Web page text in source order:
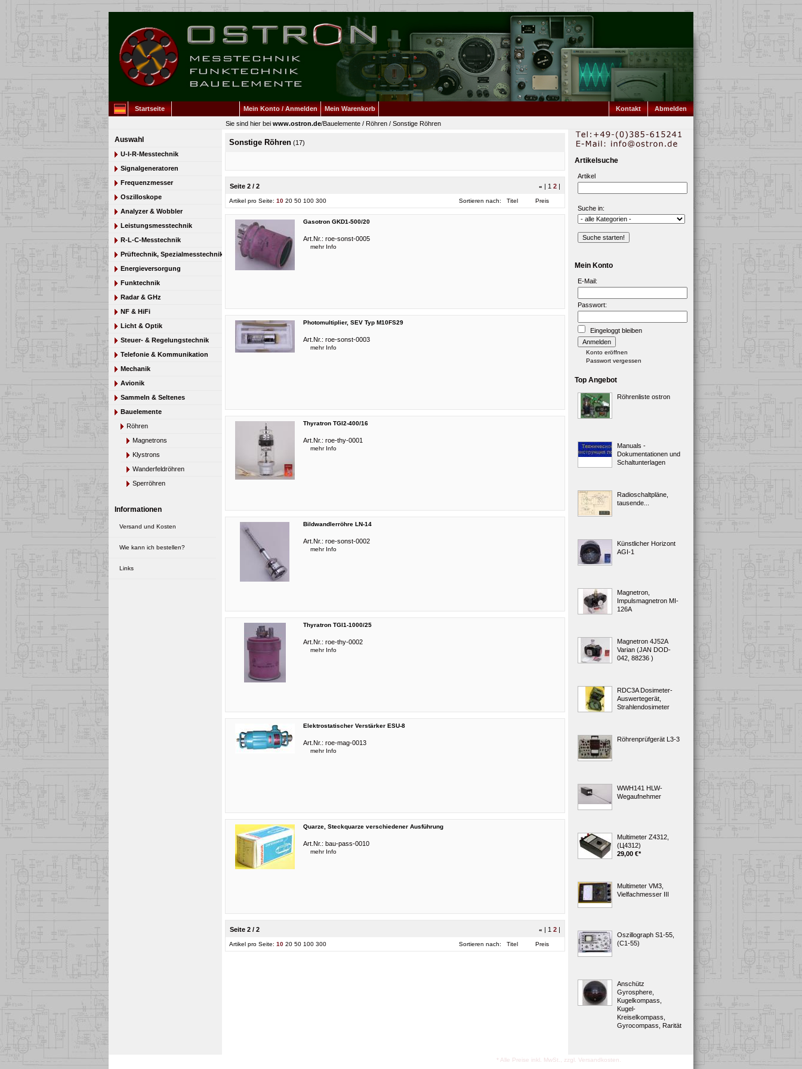
Startseite Mein Konto / Anmelden Mein Warenkorb Kontakt Abmelden
Sie sind hier bei www.ostron.de/Bauelemente / Röhren / Sonstige Röhren
Auswahl
U-I-R-Messtechnik
Signalgeneratoren
Frequenzmesser
Oszilloskope
Analyzer & Wobbler
Leistungsmesstechnik
R-L-C-Messtechnik
Prüftechnik, Spezialmesstechnik
Energieversorgung
Funktechnik
Radar & GHz
NF & HiFi
Licht & Optik
Steuer- & Regelungstechnik
Telefonie & Kommunikation
Mechanik
Avionik
Sammeln & Seltenes
Bauelemente
Röhren
Magnetrons
Klystrons
Wanderfeldröhren
Sperröhren
Thyratrons
Sonstige Röhren
Verbindungstechnik
Informationen
Versand und Kosten
Wie kann ich bestellen?
Links
Artikelsuche
Artikel
Suche in:
Mein Konto
E-Mail:
Passwort:
Eingeloggt bleiben
Konto eröffnen
Passwort vergessen
Top Angebot
Röhrenliste ostron
Manuals -
Dokumentationen und
Schaltunterlagen
Radioschaltpläne,
tausende...
Künstlicher Horizont
AGI-1
Magnetron,
Impulsmagnetron MI-
126A
Magnetron 4J52A
Varian (JAN DOD-
042, 88236 )
RDC3A Dosimeter-
Auswertegerät,
Strahlendosimeter
Röhrenprüfgerät L3-3
WWH141 HLW-
Wegaufnehmer
Multimeter Z4312,
(Ц4312)
29,00 €*
Multimeter VM3,
Vielfachmesser III
Oszillograph S1-55,
(C1-55)
Anschütz
Gyrosphere,
Kugelkompass,
Kugel-
Kreiselkompass,
Gyrocompass, Rarität
Sonstige Röhren (17)
Seite 2 / 2 « | 1 2 |
Artikel pro Seite: 10 20 50 100 300 Sortieren nach: Titel Preis
Gasotron GKD1-500/20
Art.Nr.: roe-sonst-0005
mehr Info
Photomultiplier, SEV Typ M10FS29
Art.Nr.: roe-sonst-0003
mehr Info
Thyratron TGI2-400/16
Art.Nr.: roe-thy-0001
mehr Info
Bildwandlerröhre LN-14
Art.Nr.: roe-sonst-0002
mehr Info
Thyratron TGI1-1000/25
Art.Nr.: roe-thy-0002
mehr Info
Elektrostatischer Verstärker ESU-8
Art.Nr.: roe-mag-0013
mehr Info
Quarze, Steckquarze verschiedener Ausführung
Art.Nr.: bau-pass-0010
mehr Info
Seite 2 / 2 « | 1 2 |
Artikel pro Seite: 10 20 50 100 300 Sortieren nach: Titel Preis
* Alle Preise inkl. MwSt., zzgl. Versandkosten.